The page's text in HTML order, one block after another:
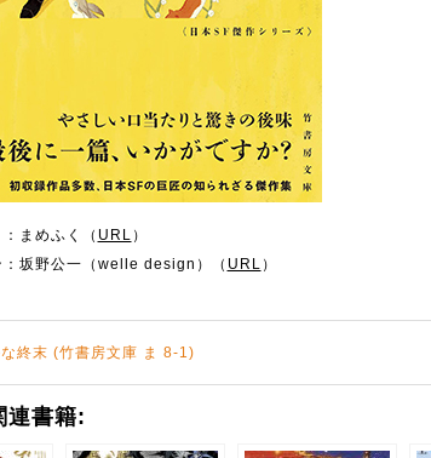
まめふく（ URL ）
：坂野公一（welle design）（ URL ）
終末 (竹書房文庫 ま 8-1)
連書籍: